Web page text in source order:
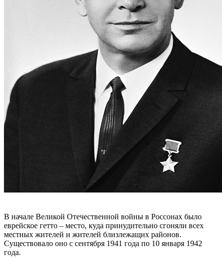
В начале Великой Отечественной войны в Россонах было
еврейское гетто – место, куда принудительно сгоняли всех
местных жителей и жителей близлежащих районов.
Существовало оно с сентября 1941 года по 10 января 1942
года.